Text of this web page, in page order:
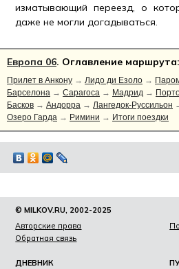
изматывающий переезд, о
даже не могли догадываться.
Европа 06. Оглавление маршрута:
Прилет в Анкону → Лидо ди Езоло →
Барселона → Сарагоса → Мадрид →
Басков → Андорра → Лангедок-Руссильон
Озеро Гарда → Римини → Итоги поездки
© MILKOV.RU, 2002-2025
Авторские права
Обратная связь
ДНЕВНИК